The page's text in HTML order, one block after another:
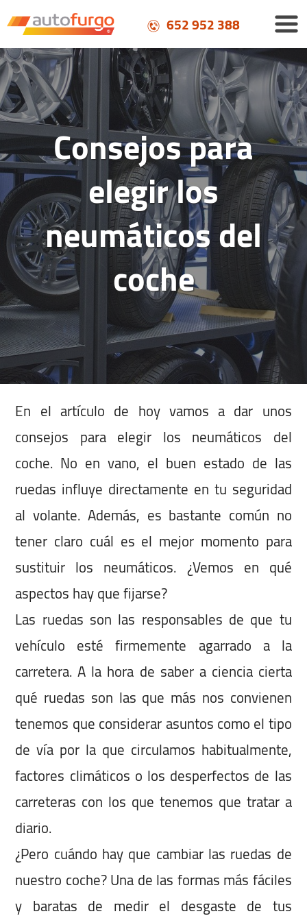
652 952 388
Consejos para
elegir los
neumáticos del
coche
En el artículo de hoy vamos a dar unos
consejos para elegir los neumáticos del
coche. No en vano, el buen estado de las
ruedas influye directamente en tu seguridad
al volante. Además, es bastante común no
tener claro cuál es el mejor momento para
sustituir los neumáticos. ¿Vemos en qué
aspectos hay que fijarse?
Las ruedas son las responsables de que tu
vehículo esté firmemente agarrado a la
carretera. A la hora de saber a ciencia cierta
qué ruedas son las que más nos convienen
tenemos que considerar asuntos como el tipo
de vía por la que circulamos habitualmente,
factores climáticos o los desperfectos de las
carreteras con los que tenemos que tratar a
diario.
¿Pero cuándo hay que cambiar las ruedas de
nuestro coche? Una de las formas más fáciles
y baratas de medir el desgaste de tus